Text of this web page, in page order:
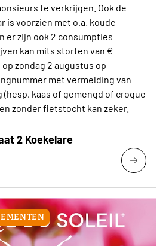
te verkrijgen. Ook de
is voorzien met o.a. koude
er zijn ook 2 consumpties
kan mits storten van €
zondag 2 augustus op
met vermelding van
kaas of gemengd of croque
zonder fietstocht kan zeker.
2 Koekelare